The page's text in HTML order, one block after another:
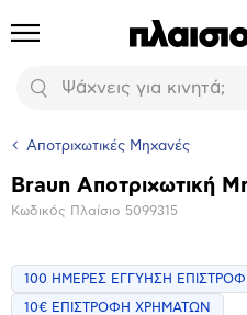
Προϊόντα
Αναζήτηση
Αποτριχωτικές Μηχανές
Βασικά
Braun Αποτριχωτική
Κωδικός Πλαίσιο 5099315
100 ΗΜΕΡΕΣ ΕΓΓΥΗΣΗ
10€ ΕΠΙΣΤΡΟΦΗ ΧΡΗΜΑΤΩΝ